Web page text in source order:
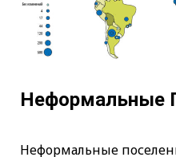
Неформальные
Неформальные